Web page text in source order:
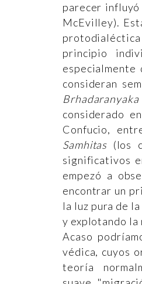
parecer
McEvilley).
protodialéctica
principio
especialmente
consideran
considerado
Confucio,
Samhitas (los
significativos
empezó a
encontrar un
la luz pura de
y explotando la
Acaso
védica, cuyos
teoría